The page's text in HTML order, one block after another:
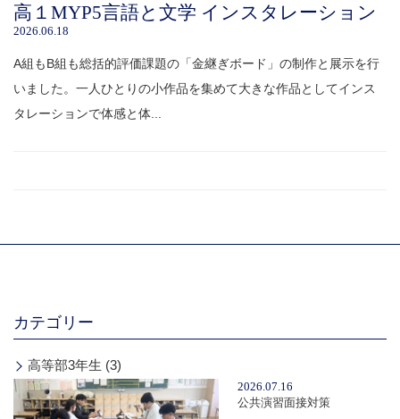
高１MYP5言語と文学 インスタレーション
2026.06.18
A組もB組も総括的評価課題の「金継ぎボード」の制作と展示を行
いました。一人ひとりの小作品を集めて大きな作品としてインス
タレーションで体感と体...
カテゴリー
高等部3年生 (3)
2026.07.16
公共演習面接対策